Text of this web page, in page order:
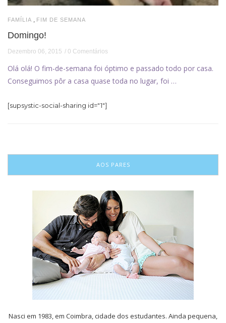
FAMÍLIA , FIM DE SEMANA
Domingo!
Dezembro 06, 2015 0 Comentários
Olá olá! O fim-de-semana foi óptimo e passado todo por casa.
Conseguimos pôr a casa quase toda no lugar, foi …
[supsystic-social-sharing id="1"]
AOS PARES
Nasci em 1983, em Coimbra, cidade dos estudantes. Ainda pequena,